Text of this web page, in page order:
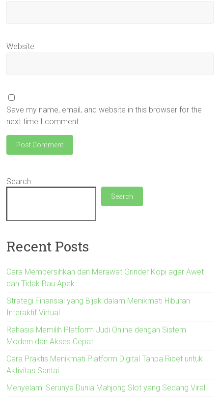
Website
Save my name, email, and website in this browser for the
next time I comment.
Search
Search
Recent Posts
Cara Membersihkan dan Merawat Grinder Kopi agar Awet
dan Tidak Bau Apek
Strategi Finansial yang Bijak dalam Menikmati Hiburan
Interaktif Virtual
Rahasia Memilih Platform Judi Online dengan Sistem
Modern dan Akses Cepat
Cara Praktis Menikmati Platform Digital Tanpa Ribet untuk
Aktivitas Santai
Menyelami Serunya Dunia Mahjong Slot yang Sedang Viral